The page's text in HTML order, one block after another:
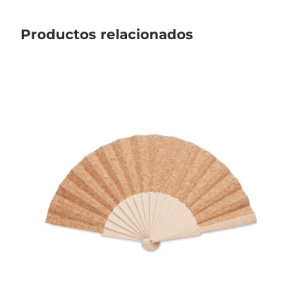
Productos relacionados